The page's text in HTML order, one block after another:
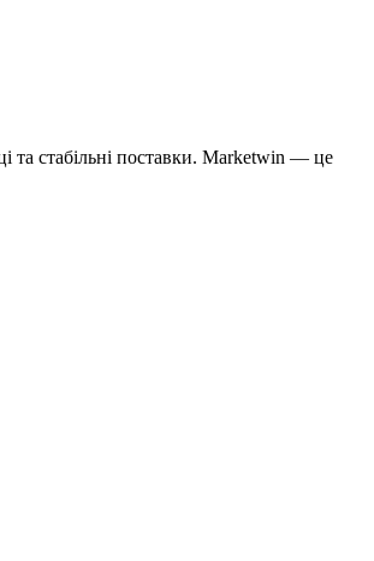
та стабільні поставки. Marketwin — це